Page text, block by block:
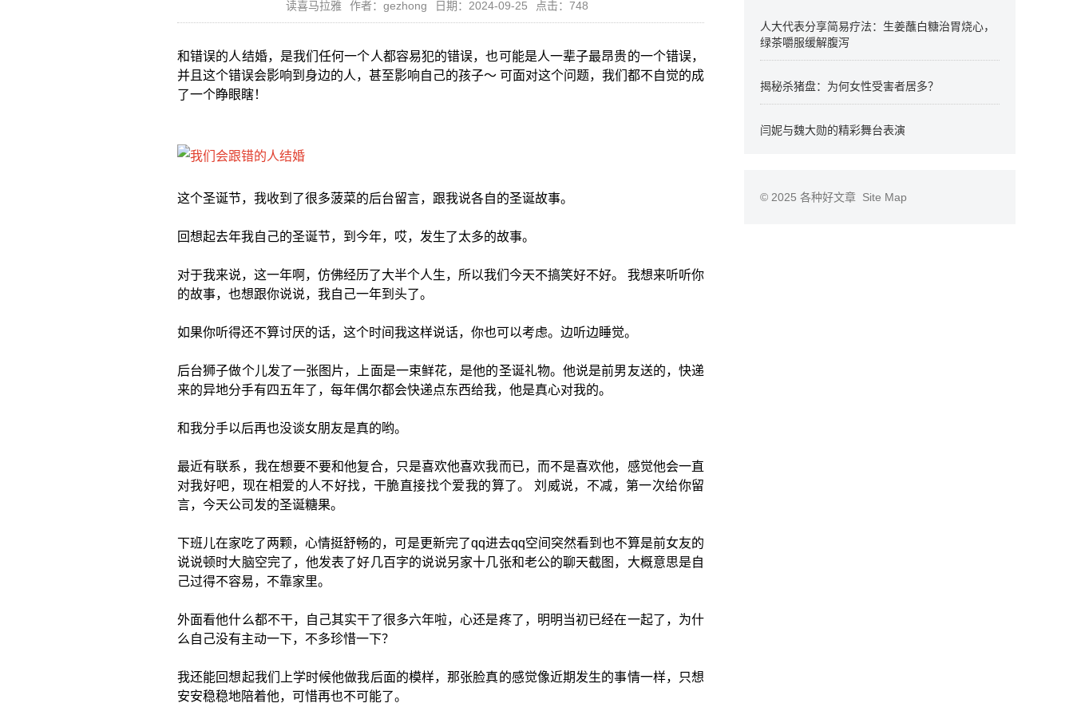
读喜马拉雅 作者：gezhong 日期：2024-09-25 点击：748
和错误的人结婚，是我们任何一个人都容易犯的错误，也可能是人一辈子最昂贵的一个错误，
并且这个错误会影响到身边的人，甚至影响自己的孩子～ 可面对这个问题，我们都不自觉的成
了一个睁眼瞎！
这个圣诞节，我收到了很多菠菜的后台留言，跟我说各自的圣诞故事。
回想起去年我自己的圣诞节，到今年，哎，发生了太多的故事。
对于我来说，这一年啊，仿佛经历了大半个人生，所以我们今天不搞笑好不好。 我想来听听你
的故事，也想跟你说说，我自己一年到头了。
如果你听得还不算讨厌的话，这个时间我这样说话，你也可以考虑。边听边睡觉。
后台狮子做个儿发了一张图片，上面是一束鲜花，是他的圣诞礼物。他说是前男友送的，快递
来的异地分手有四五年了，每年偶尔都会快递点东西给我，他是真心对我的。
和我分手以后再也没谈女朋友是真的哟。
最近有联系，我在想要不要和他复合，只是喜欢他喜欢我而已，而不是喜欢他，感觉他会一直
对我好吧，现在相爱的人不好找，干脆直接找个爱我的算了。 刘威说，不减，第一次给你留
言，今天公司发的圣诞糖果。
下班儿在家吃了两颗，心情挺舒畅的，可是更新完了qq进去qq空间突然看到也不算是前女友的
说说顿时大脑空完了，他发表了好几百字的说说另家十几张和老公的聊天截图，大概意思是自
己过得不容易，不靠家里。
外面看他什么都不干，自己其实干了很多六年啦，心还是疼了，明明当初已经在一起了，为什
么自己没有主动一下，不多珍惜一下？
我还能回想起我们上学时候他做我后面的模样，那张脸真的感觉像近期发生的事情一样，只想
安安稳稳地陪着他，可惜再也不可能了。
人大代表分享简易疗法：生姜蘸白糖治胃烧心，
绿茶嚼服缓解腹泻
揭秘杀猪盘：为何女性受害者居多？
闫妮与魏大勋的精彩舞台表演
© 2025 各种好文章 Site Map